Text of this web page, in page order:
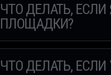
ЧТО ДЕЛАТЬ,
ПЛОЩАДКИ?
ЧТО ДЕЛАТЬ,